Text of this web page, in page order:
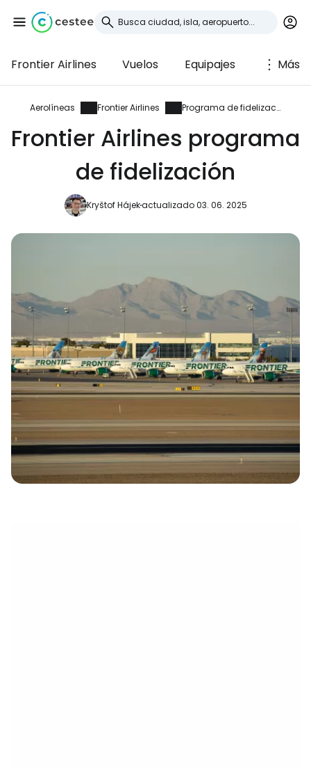
Frontier Airlines Vuelos Equipajes Más
Aerolíneas Frontier Airlines Programa de fidelización
Frontier Airlines programa
de fidelización
Kryštof Hájekactualizado 03. 06. 2025
Iniciar sesión en
Cestee
... la comunidad mundial de viajeros
Continuar con Email